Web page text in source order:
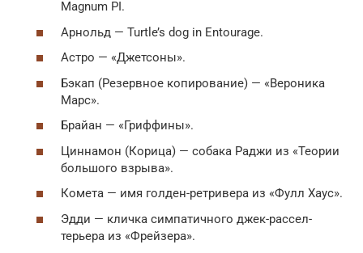
Magnum PI.
Арнольд — Turtle’s dog in Entourage.
Астро — «Джетсоны».
Бэкап (Резервное копирование) — «Вероника
Марс».
Брайан — «Гриффины».
Циннамон (Корица) — собака Раджи из «Теории
большого взрыва».
Комета — имя голден-ретривера из «Фулл Хаус».
Эдди — кличка симпатичного джек-рассел-
терьера из «Фрейзера».